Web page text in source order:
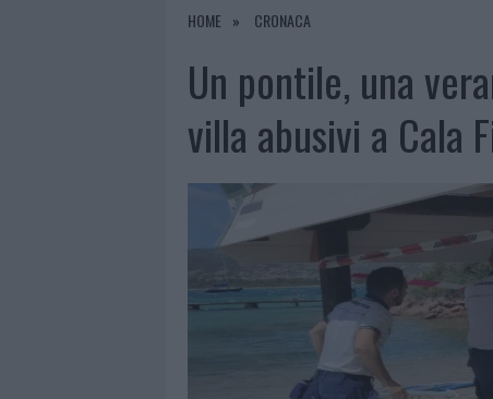
7 AGOSTO 2026
|
HOME CRONACA
Un pontile, una
villa abusivi a Cala